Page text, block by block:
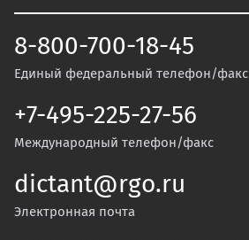
8-800-700-18-45
Единый федеральный телефон/факс
+7-495-225-27-56
Международный телефон/факс
dictant@rgo.ru
Электронная почта